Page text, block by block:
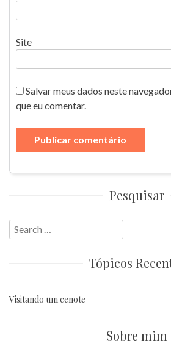
Site
Salvar meus dados neste
que eu comentar.
Pesquisar
Search
for:
Tópicos
Visitando um cenote
Sobre mim